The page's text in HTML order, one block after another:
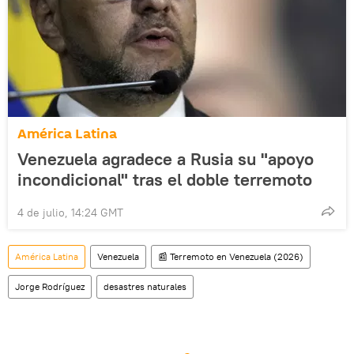
América Latina
Venezuela agradece a Rusia su "apoyo
incondicional" tras el doble terremoto
4 de julio, 14:24 GMT
América Latina Venezuela 📰 Terremoto en Venezuela (2026)
Jorge Rodríguez desastres naturales